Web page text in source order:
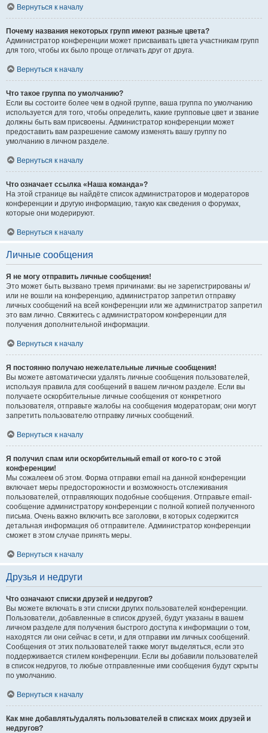
Вернуться к началу
Почему названия некоторых групп имеют разные цвета?
Администратор конференции может присваивать цвета участникам групп
для того, чтобы их было проще отличать друг от друга.
Вернуться к началу
Что такое группа по умолчанию?
Если вы состоите более чем в одной группе, ваша группа по умолчанию
используется для того, чтобы определить, какие групповые цвет и звание
должны быть вам присвоены. Администратор конференции может
предоставить вам разрешение самому изменять вашу группу по
умолчанию в личном разделе.
Вернуться к началу
Что означает ссылка «Наша команда»?
На этой странице вы найдёте список администраторов и модераторов
конференции и другую информацию, такую как сведения о форумах,
которые они модерируют.
Вернуться к началу
Личные сообщения
Я не могу отправить личные сообщения!
Это может быть вызвано тремя причинами: вы не зарегистрированы и/
или не вошли на конференцию, администратор запретил отправку
личных сообщений на всей конференции или же администратор запретил
это вам лично. Свяжитесь с администратором конференции для
получения дополнительной информации.
Вернуться к началу
Я постоянно получаю нежелательные личные сообщения!
Вы можете автоматически удалять личные сообщения пользователей,
используя правила для сообщений в вашем личном разделе. Если вы
получаете оскорбительные личные сообщения от конкретного
пользователя, отправьте жалобы на сообщения модераторам; они могут
запретить пользователю отправку личных сообщений.
Вернуться к началу
Я получил спам или оскорбительный email от кого-то с этой
конференции!
Мы сожалеем об этом. Форма отправки email на данной конференции
включает меры предосторожности и возможность отслеживания
пользователей, отправляющих подобные сообщения. Отправьте email-
сообщение администратору конференции с полной копией полученного
письма. Очень важно включить все заголовки, в которых содержится
детальная информация об отправителе. Администратор конференции
сможет в этом случае принять меры.
Вернуться к началу
Друзья и недруги
Что означают списки друзей и недругов?
Вы можете включать в эти списки других пользователей конференции.
Пользователи, добавленные в список друзей, будут указаны в вашем
личном разделе для получения быстрого доступа к информации о том,
находятся ли они сейчас в сети, и для отправки им личных сообщений.
Сообщения от этих пользователей также могут выделяться, если это
поддерживается стилем конференции. Если вы добавили пользователей
в список недругов, то любые отправленные ими сообщения будут скрыты
по умолчанию.
Вернуться к началу
Как мне добавлять/удалять пользователей в списках моих друзей и
недругов?